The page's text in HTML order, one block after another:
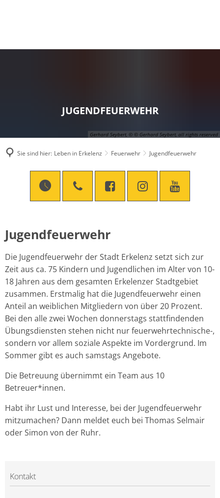
Gerhard Seybert, © © Gerhard Seybert, all rights reserved
JUGENDFEUERWEHR
Sie sind hier: Leben in Erkelenz Feuerwehr Jugendfeuerwehr
Jugendfeuerwehr
Die Jugendfeuerwehr der Stadt Erkelenz setzt sich zur
Zeit aus ca. 75 Kindern und Jugendlichen im Alter von 10-
18 Jahren aus dem gesamten Erkelenzer Stadtgebiet
zusammen. Erstmalig hat die Jugendfeuerwehr einen
Anteil an weiblichen Mitgliedern von über 20 Prozent.
Bei den alle zwei Wochen donnerstags stattfindenden
Übungsdiensten stehen nicht nur feuerwehrtechnische-,
sondern vor allem soziale Aspekte im Vordergrund. Im
Sommer gibt es auch samstags Angebote.
Die Betreuung übernimmt ein Team aus 10
Betreuer*innen.
Habt ihr Lust und Interesse, bei der Jugendfeuerwehr
mitzumachen? Dann meldet euch bei Thomas Selmair
oder Simon von der Ruhr.
Kontakt